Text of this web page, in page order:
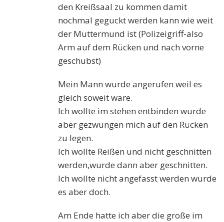
den Kreißsaal zu kommen damit
nochmal geguckt werden kann wie weit
der Muttermund ist (Polizeigriff-also
Arm auf dem Rücken und nach vorne
geschubst)
Mein Mann wurde angerufen weil es
gleich soweit wäre.
Ich wollte im stehen entbinden wurde
aber gezwungen mich auf den Rücken
zu legen.
Ich wollte Reißen und nicht geschnitten
werden,wurde dann aber geschnitten.
Ich wollte nicht angefasst werden wurde
es aber doch.
Am Ende hatte ich aber die große im